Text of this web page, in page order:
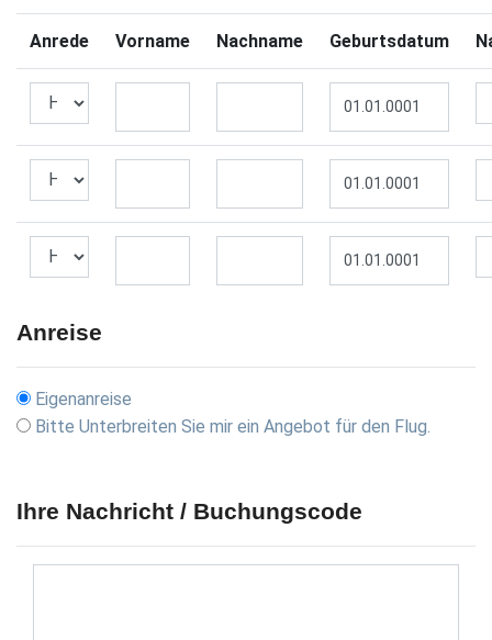
Anrede Vorname Nachname Geburtsdatum
Anreise
Eigenanreise
Bitte Unterbreiten Sie mir ein Angebot für den Flug.
Ihre Nachricht / Buchungscode